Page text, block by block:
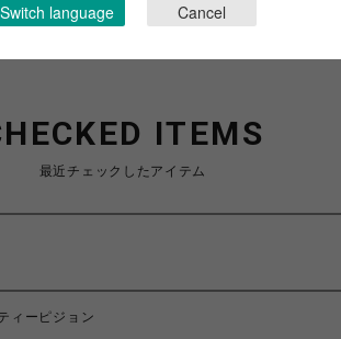
ITEMS
最近チェックしたアイテム
ィーピジョン
Switch language Cancel